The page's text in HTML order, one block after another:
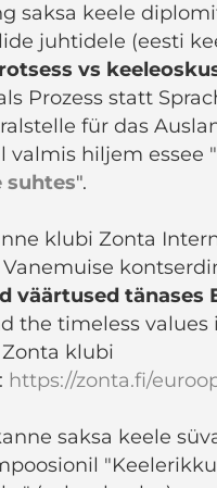
saksa keele
juhtidele (eesti
vs
Prozess statt
für das
valmis hiljem essee "
suhtes".
klubi Zonta
Vanemuise
väärtused tänases
the timeless values
Zonta klubi
https://zonta.fi/
saksa keele